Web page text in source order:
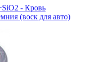
- Кровь
(воск для авто)